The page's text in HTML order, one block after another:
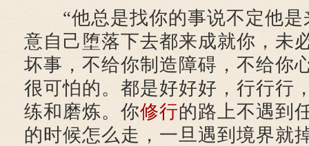
“他总是找你的事说不定他是
意自己堕落下去都来成就你，未
坏事，不给你制造障碍，不给你
很可怕的。都是好好好，行行行
练和磨炼。你修行的路上不遇到
的时候怎么走，一旦遇到境界就